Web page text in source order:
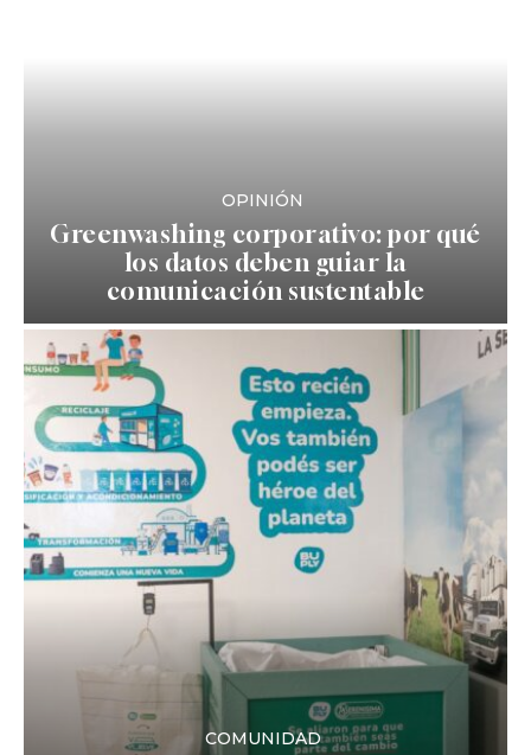
OPINIÓN
Greenwashing corporativo: por qué
los datos deben guiar la
comunicación sustentable
COMUNIDAD